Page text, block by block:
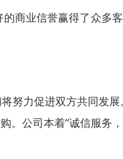
商业信誉赢得了众多
努力促进双方共同发展
。公司本着“诚信服务